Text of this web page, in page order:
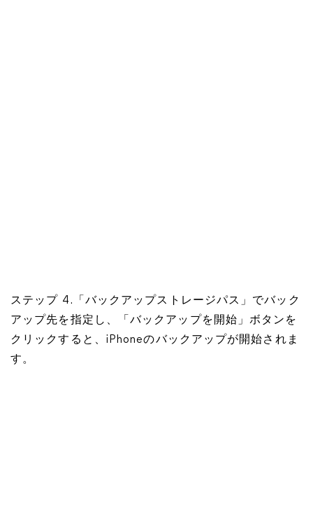
ステップ 4.「バックアップストレージパス」でバック
アップ先を指定し、「バックアップを開始」ボタンを
クリックすると、iPhoneのバックアップが開始されま
す。